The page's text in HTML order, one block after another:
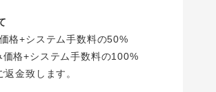
格+システム手数料の50%
格+システム手数料の100%
金致します。